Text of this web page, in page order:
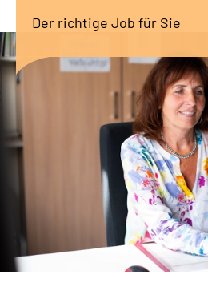
Sozialdienste & Zuweisende
Erweiterte Suche
Gebärdensprache
Leichte Sprache
Der richtige Job für Sie